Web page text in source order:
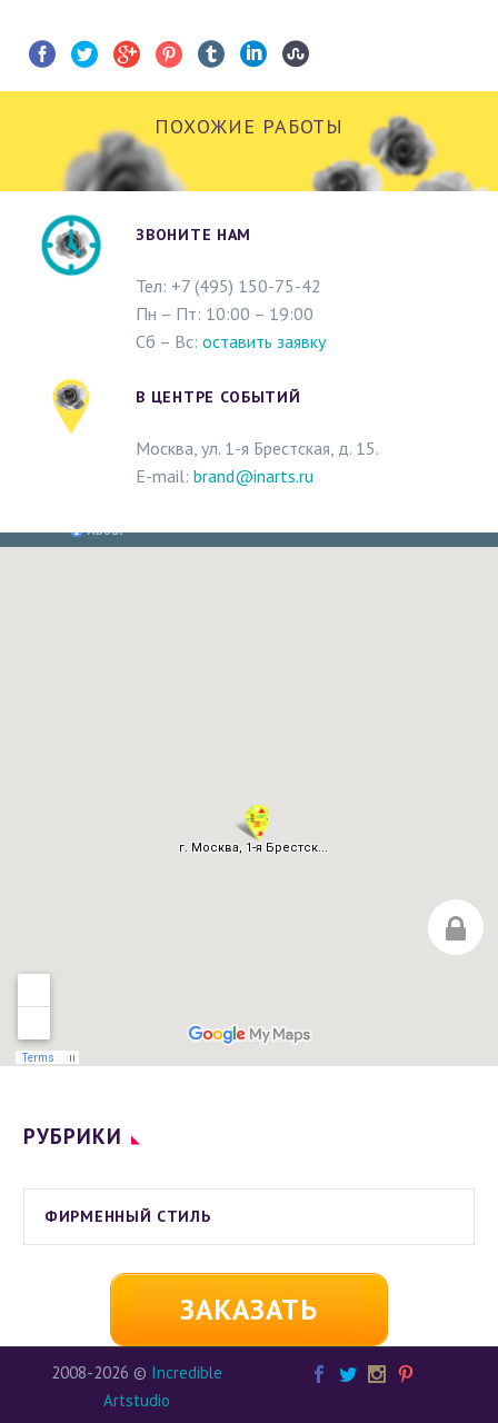
ПОХОЖИЕ РАБОТЫ
ЗВОНИТЕ НАМ
Тел: +7 (495) 150-75-42
Пн – Пт: 10:00 – 19:00
Сб – Вс:оставить заявку
В ЦЕНТРЕ СОБЫТИЙ
Москва, ул. 1-я Брестская, д. 15.
E-mail:brand@inarts.ru
РУБРИКИ
ФИРМЕННЫЙ СТИЛЬ
ЗАКАЗАТЬ
2008-2026 © Incredible
Artstudio